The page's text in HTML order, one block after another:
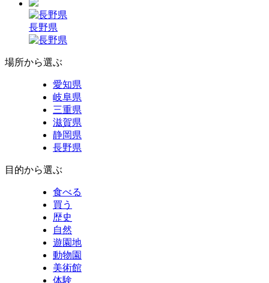
長野県
場所から選ぶ
愛知県
岐阜県
三重県
滋賀県
静岡県
長野県
目的から選ぶ
食べる
買う
歴史
自然
遊園地
動物園
美術館
体験